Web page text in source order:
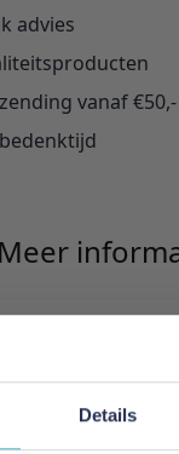
Details
advies
vanaf €50,-
Meer